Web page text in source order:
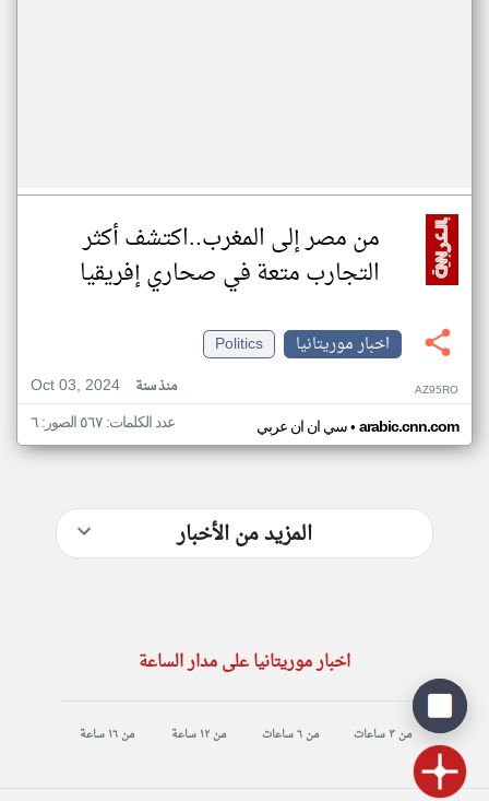
من مصر إلى المغرب..اكتشف أكثر
التجارب متعة في صحاري إفريقيا
اخبار موريتانيا
Politics
Oct 03, 2024
منذ سنة AZ95RO
سي ان ان عربي• arabic.cnn.com عدد الكلمات: ٥٦٧ الصور: ٦
المزيد من الأخبار
اخبار موريتانيا على مدار الساعة
من ٣ ساعات من ٦ ساعات من ١٢ ساعة من ١٦ ساعة